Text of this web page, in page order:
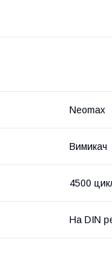
Neomax
Вимикач
4500
На DIN